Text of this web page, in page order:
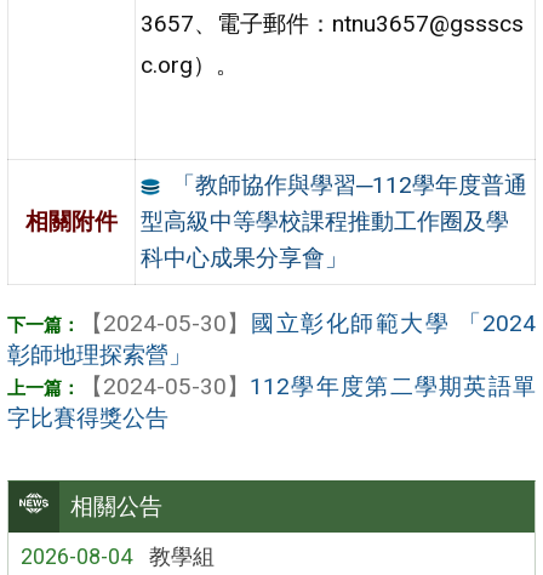
相關公告
2026-08-04 教學組
3657、電子郵件：ntnu3657@gssscs
c.org）。
相關附件
「教師協作與學習─112學年度普通
型高級中等學校課程推動工作圈及學
科中心成果分享會」
【2024-05-30】 國立彰化師範大學 「2024
彰師地理探索營」
【2024-05-30】 112學年度第二學期英語單
字比賽得獎公告